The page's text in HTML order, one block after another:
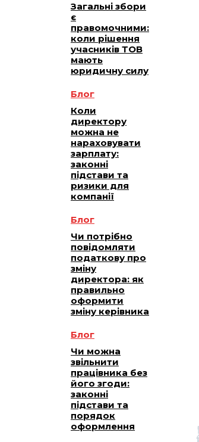
Загальні збори
є
правомочними:
коли рішення
учасників ТОВ
мають
юридичну силу
Блог
Коли
директору
можна не
нараховувати
зарплату:
законні
підстави та
ризики для
компанії
Блог
Чи потрібно
повідомляти
податкову про
зміну
директора: як
правильно
оформити
зміну керівника
Блог
Чи можна
звільнити
працівника без
його згоди:
законні
підстави та
порядок
оформлення